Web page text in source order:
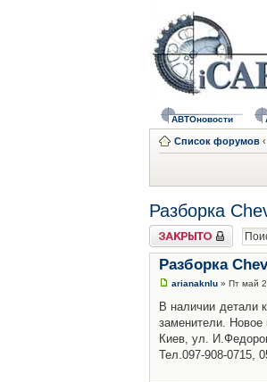
АВТОновости
Список форумов ‹
Разборка
Закрыто
Разборка
arianaknlu » Пт май
В наличии детали
заменители. Новое
Киев, ул.
Тел.097-908-0715,